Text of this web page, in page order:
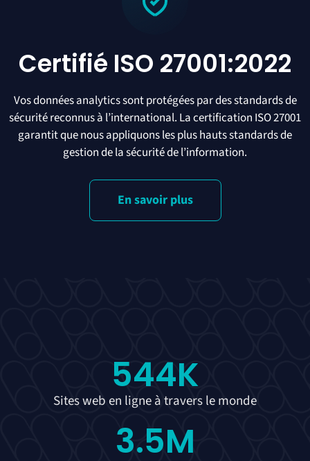
Certifié ISO 27001:2022
Vos données analytics sont protégées par des standards de
sécurité reconnus à l’international. La certification ISO 27001
garantit que nous appliquons les plus hauts standards de
gestion de la sécurité de l’information.
En savoir plus
Sites web en ligne à travers le monde
544K
3.5M